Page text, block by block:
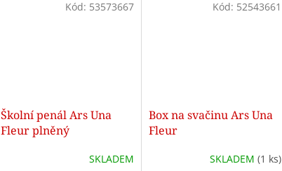
Školní penál Ars Una
Fleur plněný
SKLADEM
Kód: 53573667
Box na svačinu Ars Una
Fleur
SKLADEM(1 ks)
Kód: 52543661